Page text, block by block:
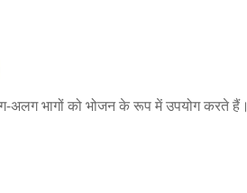
अलग भागों को भोजन के रूप में उपयोग करते हैं।